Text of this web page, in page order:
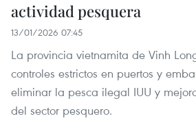
actividad pesquera
13/01/2026 07:45
La provincia vietnamita de Vinh
controles estrictos en puertos y
eliminar la pesca ilegal IUU y
del sector pesquero.